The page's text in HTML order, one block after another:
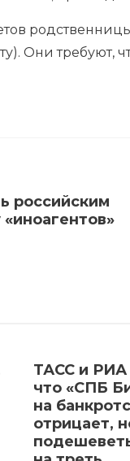
Они
российским
ТАСС и РИА
что «СПБ
на
отрицает,